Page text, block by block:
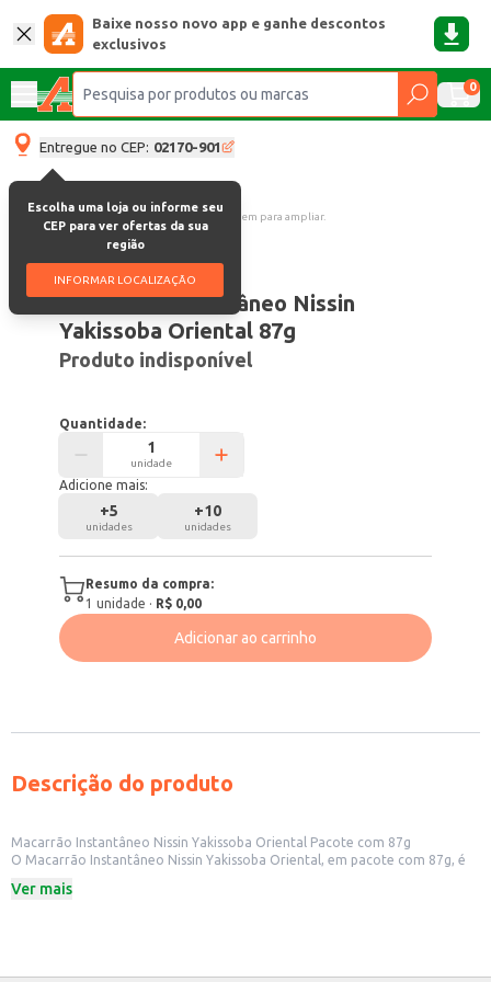
Baixe nosso novo app e ganhe descontos
exclusivos
0
Entregue no CEP: 02170-901
Escolha uma loja ou informe seu
CEP para ver ofertas da sua
região
INFORMAR LOCALIZAÇÃO
Clique na imagem para ampliar.
Código:3345
Macarrão Instantâneo Nissin
Yakissoba Oriental 87g
Produto indisponível
Quantidade:
unidade
Adicione mais:
+5
unidades
+10
unidades
Resumo da compra:
1 unidade · R$ 0,00
Adicionar ao carrinho
Descrição do produto
Macarrão Instantâneo Nissin Yakissoba Oriental Pacote com 87g
O Macarrão Instantâneo Nissin Yakissoba Oriental, em pacote com 87g, é
rápido e conveniente, seja em casa ou no trabalho. Sua embalagem
Ver mais